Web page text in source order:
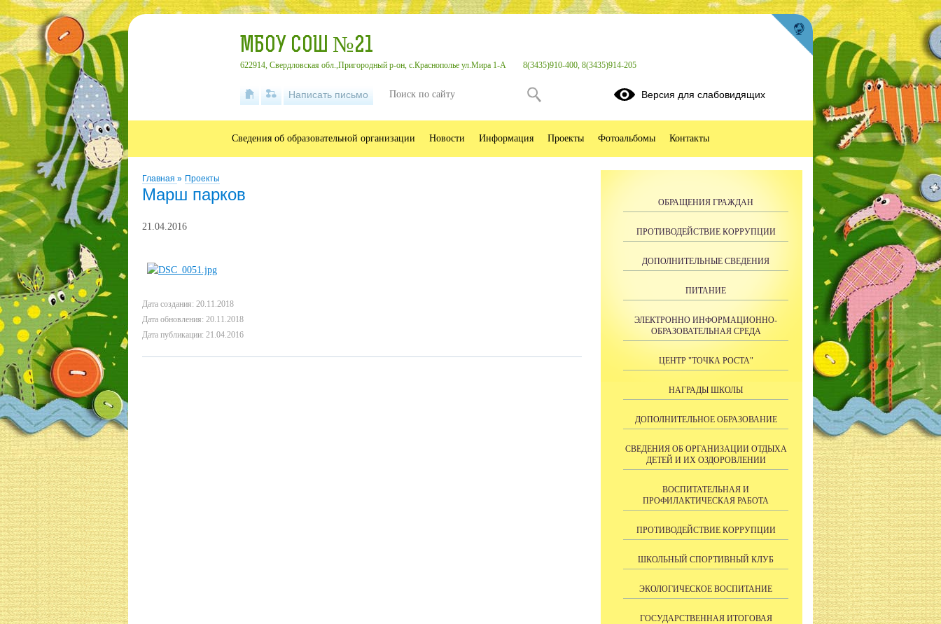
Главная » Проекты
Марш парков
21.04.2016
Дата создания: 20.11.2018
Дата обновления: 20.11.2018
Дата публикации: 21.04.2016
ОБРАЩЕНИЯ ГРАЖДАН
ПРОТИВОДЕЙСТВИЕ КОРРУПЦИИ
ДОПОЛНИТЕЛЬНЫЕ СВЕДЕНИЯ
ПИТАНИЕ
ЭЛЕКТРОННО ИНФОРМАЦИОННО-
ОБРАЗОВАТЕЛЬНАЯ СРЕДА
ЦЕНТР "ТОЧКА РОСТА"
НАГРАДЫ ШКОЛЫ
ДОПОЛНИТЕЛЬНОЕ ОБРАЗОВАНИЕ
СВЕДЕНИЯ ОБ ОРГАНИЗАЦИИ ОТДЫХА
ДЕТЕЙ И ИХ ОЗДОРОВЛЕНИИ
ВОСПИТАТЕЛЬНАЯ И
ПРОФИЛАКТИЧЕСКАЯ РАБОТА
ПРОТИВОДЕЙСТВИЕ КОРРУПЦИИ
ШКОЛЬНЫЙ СПОРТИВНЫЙ КЛУБ
ЭКОЛОГИЧЕСКОЕ ВОСПИТАНИЕ
ГОСУДАРСТВЕННАЯ ИТОГОВАЯ
МБОУ СОШ №21
622914, Свердловская обл.,Пригородный р-он, с.Краснополье ул.Мира 1-А 8(3435)910-400, 8(3435)914-205
Написать письмо Версия для слабовидящих
Сведения об образовательной организации Новости Информация Проекты Фотоальбомы Контакты